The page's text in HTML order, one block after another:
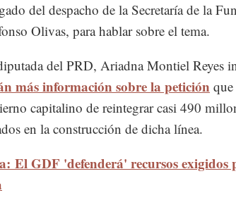
del despacho de la Secretaría de la
Olivas, para hablar sobre el tema.
del PRD, Ariadna Montiel Reyes
más información sobre la petición
capitalino de reintegrar casi 490
en la construcción de dicha línea.
El GDF 'defenderá' recursos exigidos